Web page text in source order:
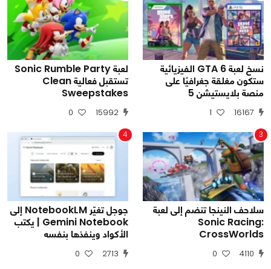
نسخ لعبة GTA 6 الفيزيائية
ستكون مغلقة جغرافيًا على
منصة بلايستيشن 5
16167
1
لعبة Sonic Rumble Party
تستقبل فعالية Clean
Sweepstakes
15992
0
3
سلاحف النينجا تنضم إلى لعبة
Sonic Racing:
CrossWorlds
4110
0
4
جوجل تغيّر NotebookLM إلى
Gemini Notebook | يكتب
الأكواد وينفذها بنفسه
2713
0